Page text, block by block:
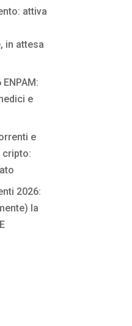
attiva
in attesa
e
e
cripto:
2026:
la